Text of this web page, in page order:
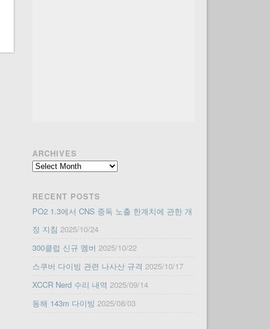
ARCHIVES
Archives
RECENT POSTS
PO2 1.3에서 CNS 중독 노출 한계치에 관한 개
정 지침 2025/10/24
300클럽 신규 멤버 2025/10/22
스쿠버 다이빙 관련 나사산 규격 2025/10/17
XCCR Nerd 수리 내역 2025/09/14
동해 143m 다이빙 2025/08/03